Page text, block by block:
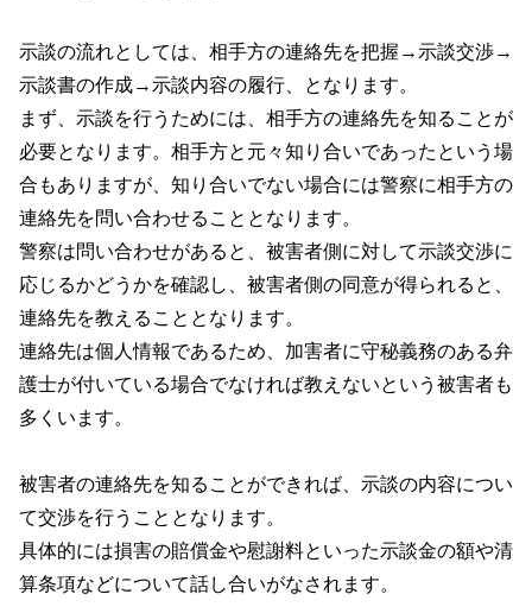
示談の流れとしては、相手方の連絡先を把握→示談交渉→
示談書の作成→示談内容の履行、となります。
まず、示談を行うためには、相手方の連絡先を知ることが
必要となります。相手方と元々知り合いであったという場
合もありますが、知り合いでない場合には警察に相手方の
連絡先を問い合わせることとなります。
警察は問い合わせがあると、被害者側に対して示談交渉に
応じるかどうかを確認し、被害者側の同意が得られると、
連絡先を教えることとなります。
連絡先は個人情報であるため、加害者に守秘義務のある弁
護士が付いている場合でなければ教えないという被害者も
多くいます。
被害者の連絡先を知ることができれば、示談の内容につい
て交渉を行うこととなります。
具体的には損害の賠償金や慰謝料といった示談金の額や清
算条項などについて話し合いがなされます。